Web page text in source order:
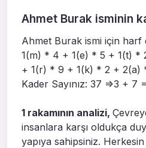
Ahmet Burak isminin
Ahmet Burak ismi için harf
1(m) * 4 + 1(e) * 5 + 1(t) *
+ 1(r) * 9 + 1(k) * 2 + 2(a)
Kader Sayınız: 37 =>3 + 7
1 rakamının analizi,
insanlara karşı oldukça
yapıya sahipsiniz. Herkesin